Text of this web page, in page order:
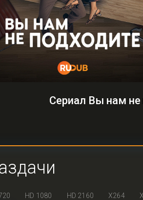
Сериал Вы нам не
HD 1080 HD 2160 X264